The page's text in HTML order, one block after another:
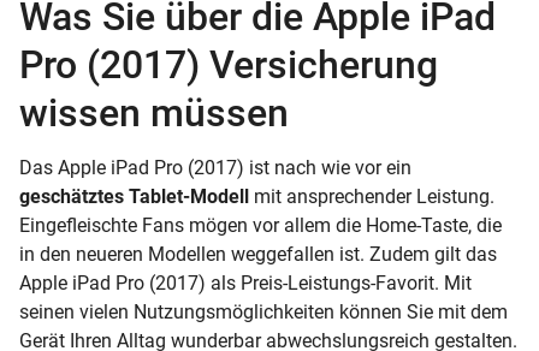
Was Sie über die Apple iPad
Pro (2017) Versicherung
wissen müssen
Das Apple iPad Pro (2017) ist nach wie vor ein
geschätztes Tablet-Modell mit ansprechender Leistung.
Eingefleischte Fans mögen vor allem die Home-Taste, die
in den neueren Modellen weggefallen ist. Zudem gilt das
Apple iPad Pro (2017) als Preis-Leistungs-Favorit. Mit
seinen vielen Nutzungsmöglichkeiten können Sie mit dem
Gerät Ihren Alltag wunderbar abwechslungsreich gestalten.